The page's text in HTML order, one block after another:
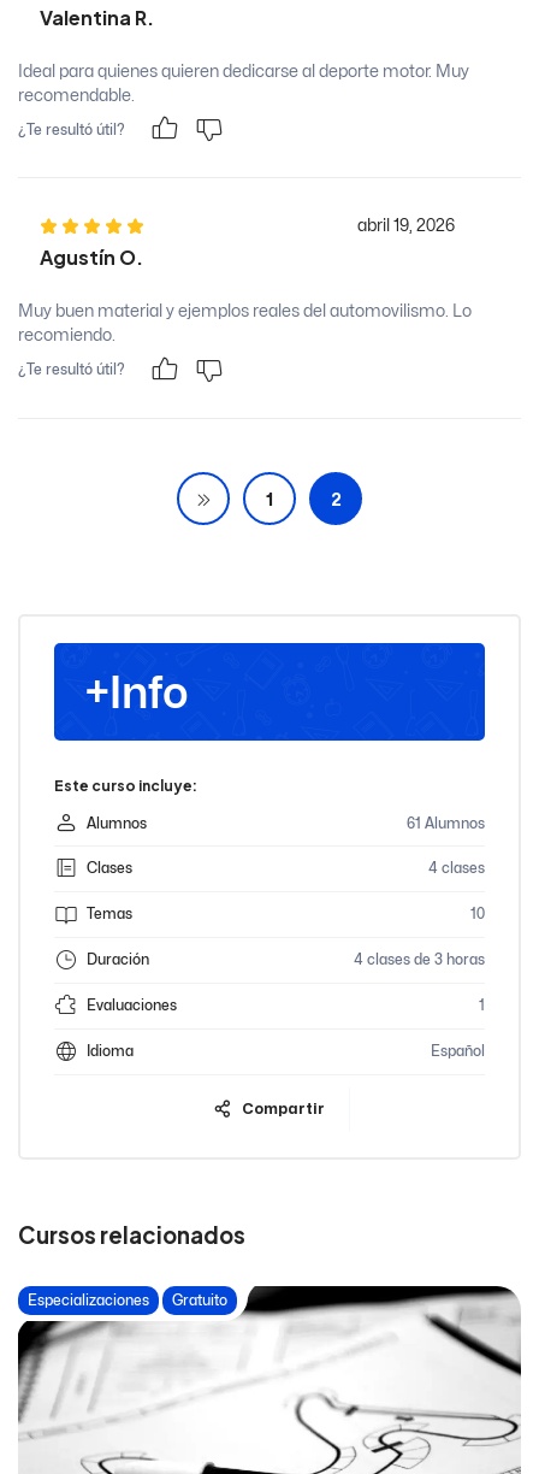
Valentina R.
Ideal para quienes quieren dedicarse al deporte motor. Muy
recomendable.
¿Te resultó útil?
Agustín O.
abril 19, 2026
Muy buen material y ejemplos reales del automovilismo. Lo
recomiendo.
¿Te resultó útil?
1 2
+Info
Este curso incluye:
Alumnos 61 Alumnos
Clases 4 clases
Temas 10
Duración 4 clases de 3 horas
Evaluaciones 1
Idioma Español
Compartir
Cursos relacionados
Especializaciones Gratuito